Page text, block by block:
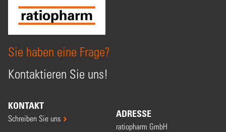
Sie haben eine Frage?
Kontaktieren Sie uns!
KONTAKT
Schreiben Sie uns ADRESSE
ratiopharm GmbH